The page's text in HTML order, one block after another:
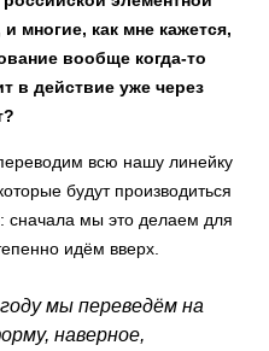
многие, как мне кажется,
вообще когда-то
в действие уже через
всю нашу линейку
будут производиться
сначала мы это делаем для
идём вверх.
мы переведём на
наверное,